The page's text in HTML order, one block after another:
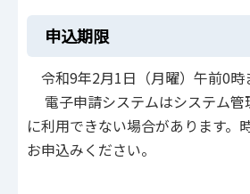
申込期限
令和9年2月1日（月曜）午前0時
電子申請システムはシステム管
に利用できない場合があります。
お申込みください。